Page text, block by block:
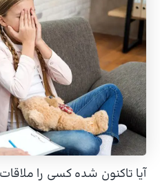
آیا تاکنون شده کسی را